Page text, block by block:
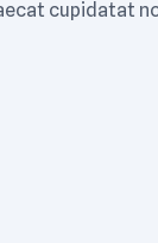
cupidatat